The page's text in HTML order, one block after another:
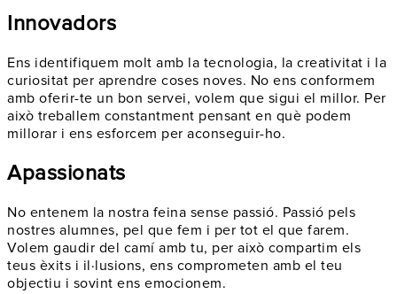
Innovadors
Ens identifiquem molt amb la tecnologia, la creativitat i la
curiositat per aprendre coses noves. No ens conformem
amb oferir-te un bon servei, volem que sigui el millor. Per
això treballem constantment pensant en què podem
millorar i ens esforcem per aconseguir-ho.
Apassionats
No entenem la nostra feina sense passió. Passió pels
nostres alumnes, pel que fem i per tot el que farem.
Volem gaudir del camí amb tu, per això compartim els
teus èxits i il·lusions, ens comprometen amb el teu
objectiu i sovint ens emocionem.